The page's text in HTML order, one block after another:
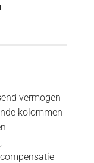
vermogen
kolommen